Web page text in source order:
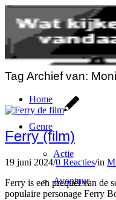
Home
Genre
Actie
Avontuur
Tag Archief van:
Ferry (film)
19 juni 2024/0 Reacties/in
Ferry is een prequel van de
populaire personage Ferry